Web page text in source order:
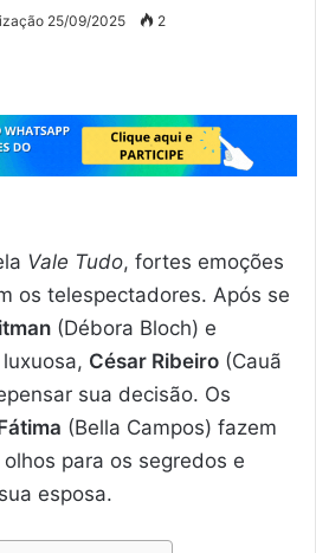
25/09/2025 2
Vale Tudo, fortes emoções
os telespectadores. Após se
(Débora Bloch) e
César Ribeiro (Cauã
sua decisão. Os
(Bella Campos) fazem
para os segredos e
esposa.